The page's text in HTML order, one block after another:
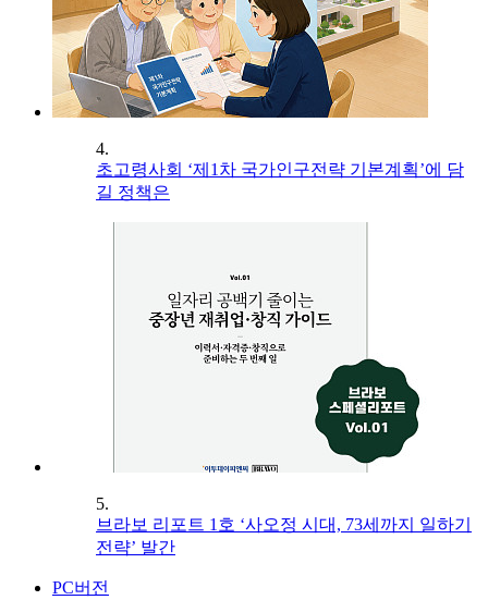
4.
초고령사회 ‘제1차 국가인구전략 기본계획’에 담
길 정책은
5.
브라보 리포트 1호 ‘사오정 시대, 73세까지 일하기
전략’ 발간
PC버전